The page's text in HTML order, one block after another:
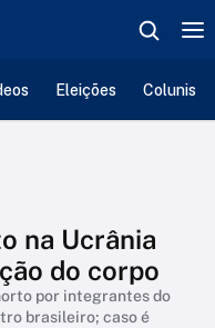
Eleições
na Ucrânia
do corpo
por integrantes do
brasileiro; caso é